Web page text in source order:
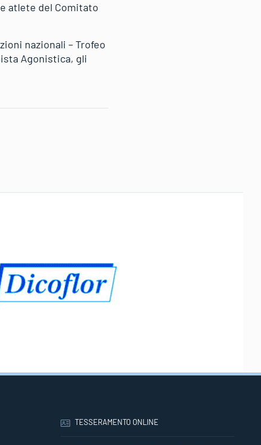
atlete del Comitato
nazionali – Trofeo
Agonistica, gli
TESSERAMENTO ONLINE